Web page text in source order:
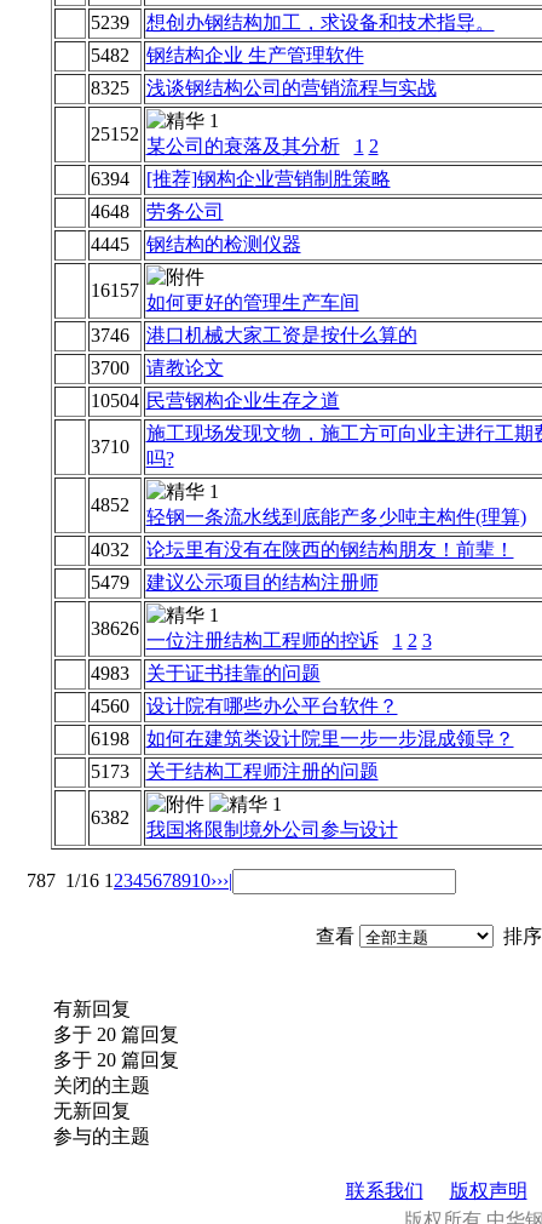
5239
想创办钢结构加工，求设备和技术指导。
5482
钢结构企业 生产管理软件
8325
浅谈钢结构公司的营销流程与实战
25152
某公司的衰落及其分析 1 2
6394
[推荐]钢构企业营销制胜策略
4648
劳务公司
4445
钢结构的检测仪器
16157
如何更好的管理生产车间
3746
港口机械大家工资是按什么算的
3700
请教论文
10504 民营钢构企业生存之道
3710
施工现场发现文物，施工方可向业主进行工期
吗?
4852
轻钢一条流水线到底能产多少吨主构件(理算)
4032
论坛里有没有在陕西的钢结构朋友！前辈！
5479
建议公示项目的结构注册师
38626
一位注册结构工程师的控诉 1 2 3
4983
关于证书挂靠的问题
4560
设计院有哪些办公平台软件？
6198
如何在建筑类设计院里一步一步混成领导？
5173
关于结构工程师注册的问题
6382
我国将限制境外公司参与设计
787 1/16 1 2345678910›››|
查看 排
有新回复
多于 20 篇回复
多于 20 篇回复
关闭的主题
无新回复
参与的主题
联系我们
版权声明
版权所有.中华